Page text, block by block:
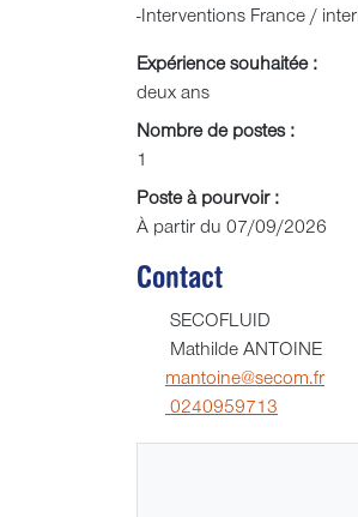
-Interventions France /
Expérience souhaitée :
deux ans
Nombre de postes :
1
Poste à pourvoir :
À partir du 07/09/2026
Contact
SECOFLUID
Mathilde ANTOINE
mantoine@secom.fr
0240959713